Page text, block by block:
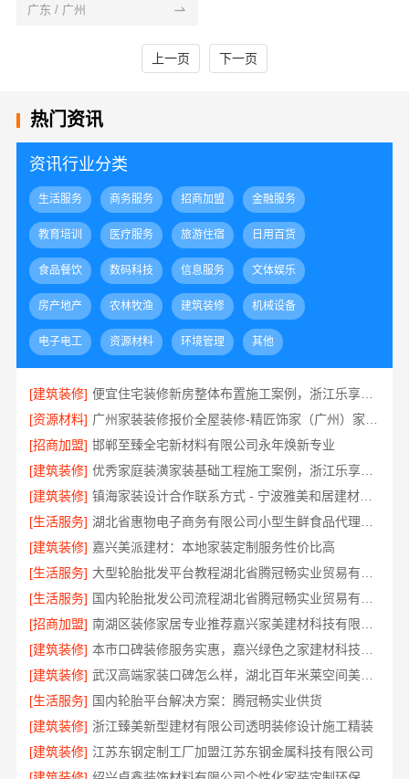
广东 / 广州
上一页 下一页
热门资讯
资讯行业分类
生活服务 商务服务 招商加盟 金融服务
教育培训 医疗服务 旅游住宿 日用百货
食品餐饮 数码科技 信息服务 文体娱乐
房产地产 农林牧渔 建筑装修 机械设备
电子电工 资源材料 环境管理 其他
[建筑装修]
便宜住宅装修新房整体布置施工案例，浙江乐享新材料有限公司为您详解
[资源材料]
[招商加盟] 邯郸至臻全宅新材料有限公司永年焕新专业
[建筑装修]
优秀家庭装潢家装基础工程施工案例，浙江乐享新材料有限公司案例展示
[建筑装修]
镇海家装设计合作联系方式 - 宁波雅美和居建材科技有限公司预约咨询
[生活服务]
[建筑装修] 嘉兴美派建材：本地家装定制服务性价比高
[生活服务]
[生活服务]
[招商加盟]
[建筑装修]
[建筑装修]
武汉高端家装口碑怎么样，湖北百年米莱空间美学装饰材料有限公司实力说话
[生活服务] 国内轮胎平台解决方案：腾冠畅实业供货
[建筑装修] 浙江臻美新型建材有限公司透明装修设计施工精装
[建筑装修] 江苏东钢定制工厂加盟江苏东钢金属科技有限公司